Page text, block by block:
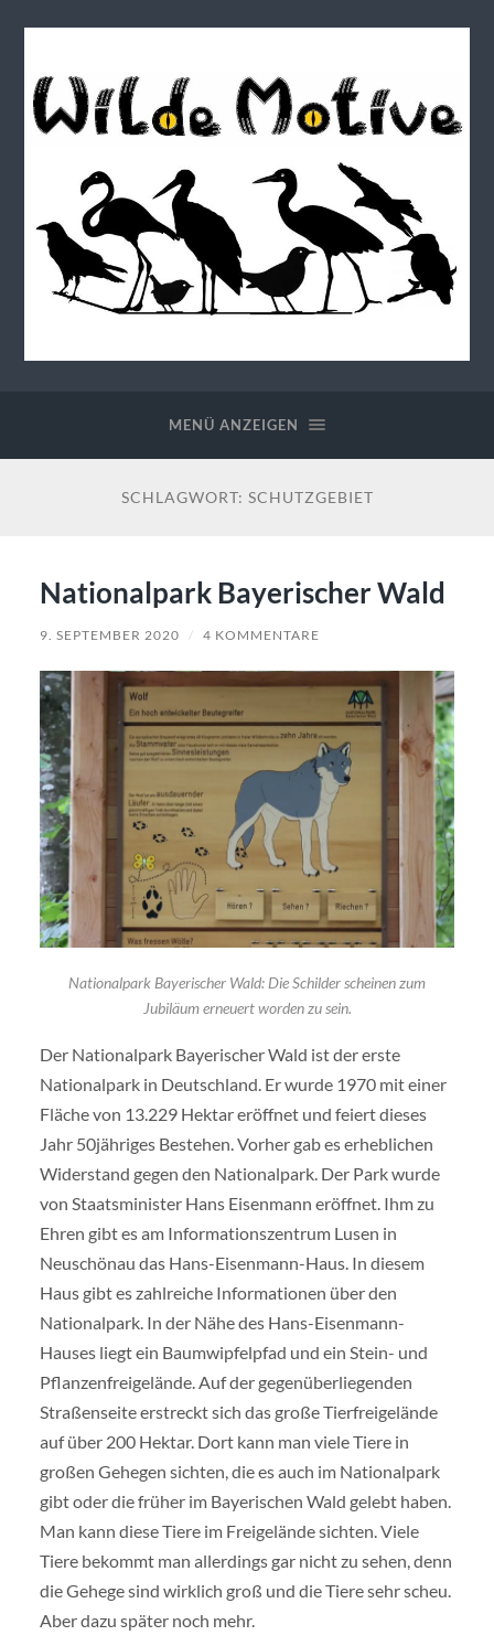
MENÜ ANZEIGEN
SCHLAGWORT: SCHUTZGEBIET
Nationalpark Bayerischer Wald
9. SEPTEMBER 2020 / 4 KOMMENTARE
Nationalpark Bayerischer Wald: Die Schilder scheinen zum
Jubiläum erneuert worden zu sein.
Der Nationalpark Bayerischer Wald ist der erste
Nationalpark in Deutschland. Er wurde 1970 mit einer
Fläche von 13.229 Hektar eröffnet und feiert dieses
Jahr 50jähriges Bestehen. Vorher gab es erheblichen
Widerstand gegen den Nationalpark. Der Park wurde
von Staatsminister Hans Eisenmann eröffnet. Ihm zu
Ehren gibt es am Informationszentrum Lusen in
Neuschönau das Hans-Eisenmann-Haus. In diesem
Haus gibt es zahlreiche Informationen über den
Nationalpark. In der Nähe des Hans-Eisenmann-
Hauses liegt ein Baumwipfelpfad und ein Stein- und
Pflanzenfreigelände. Auf der gegenüberliegenden
Straßenseite erstreckt sich das große Tierfreigelände
auf über 200 Hektar. Dort kann man viele Tiere in
großen Gehegen sichten, die es auch im Nationalpark
gibt oder die früher im Bayerischen Wald gelebt haben.
Man kann diese Tiere im Freigelände sichten. Viele
Tiere bekommt man allerdings gar nicht zu sehen, denn
die Gehege sind wirklich groß und die Tiere sehr scheu.
Aber dazu später noch mehr.